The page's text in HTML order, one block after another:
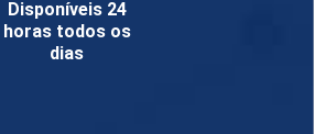
Disponíveis 24
horas todos os
dias